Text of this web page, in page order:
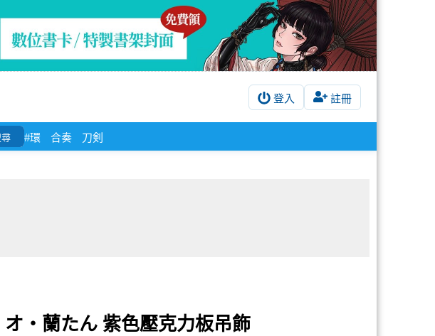
登入 註冊
#環 合奏 刀剣
オ・蘭たん 紫色壓克力板吊飾